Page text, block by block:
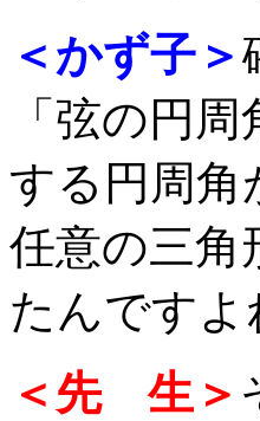
＜かず子＞
「弦の円
する円周角
任意の三角
たんですよ
＜先 生＞